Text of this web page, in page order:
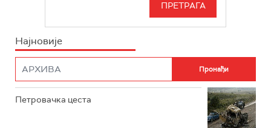
ИНФО
Најновије
Петровачка цеста